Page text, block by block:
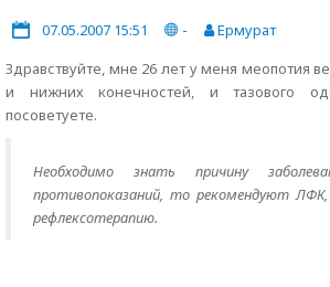
07.05.2007 15:51 -
Ермурат
Здравствуйте, мне 26 лет у меня меопотия
и нижних конечностей, и тазового
посоветуете.
Необходимо знать причину
противопоказаний, то рекомендуют
рефлексотерапию.